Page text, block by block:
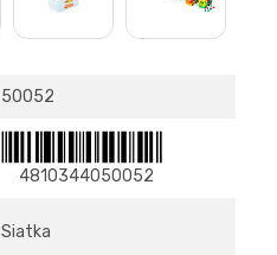
50052
4810344050052
Siatka